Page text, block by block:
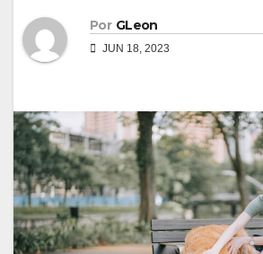
Por GLeon
JUN 18, 2023